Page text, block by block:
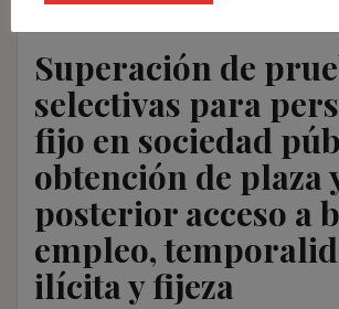
Superación de
selectivas para
fijo en sociedad
obtención de plaza
posterior acceso a
empleo,
ilícita y fijeza